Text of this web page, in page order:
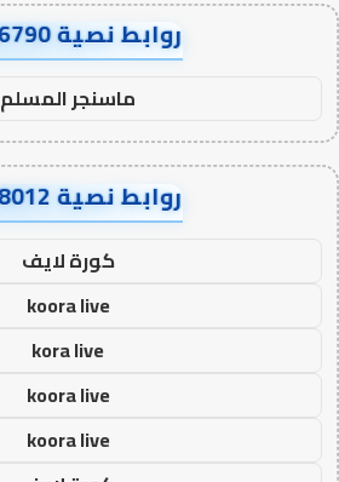
روابط نصية AA26790
ماسنجر المسلم
روابط نصية AA18012
كورة لايف
koora live
kora live
koora live
koora live